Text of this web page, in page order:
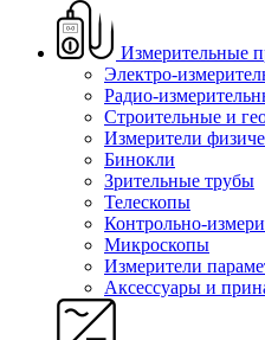
Измерительные
Электро-
Радио-
Строительные и
Измерители
Бинокли
Зрительные трубы
Телескопы
Контрольно-
Микроскопы
Измерители
Аксессуары и